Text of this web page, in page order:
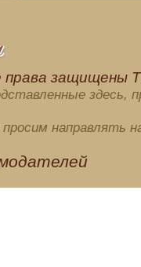
защищены
здесь,
направлять